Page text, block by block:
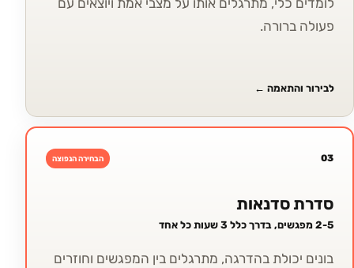
לומדים כלי, מתרגלים אותו על מצבי אמת ויוצאים עם
פעולה ברורה.
לבירור והתאמה ←
03 הבחירה הנפוצה
סדרת סדנאות
2-5 מפגשים, בדרך כלל 3 שעות כל אחד
בונים יכולת בהדרגה, מתרגלים בין המפגשים וחוזרים